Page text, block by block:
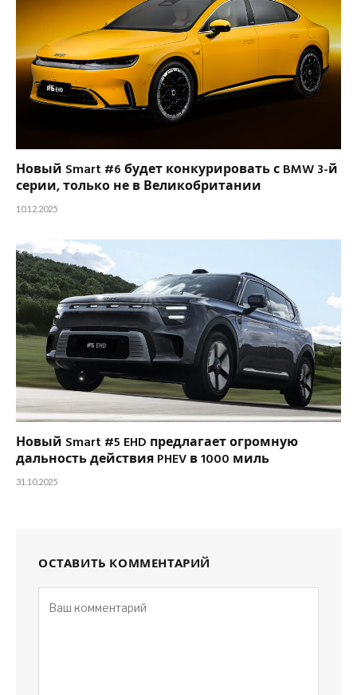
Новый Smart #6 будет конкурировать с BMW 3-й
серии, только не в Великобритании
10.12.2025
Новый Smart #5 EHD предлагает огромную
дальность действия PHEV в 1000 миль
31.10.2025
ОСТАВИТЬ КОММЕНТАРИЙ